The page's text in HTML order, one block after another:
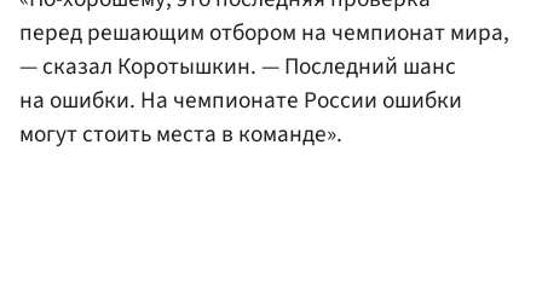
перед решающим отбором на чемпионат мира,
— сказал Коротышкин. — Последний шанс
на ошибки. На чемпионате России ошибки
могут стоить места в команде».